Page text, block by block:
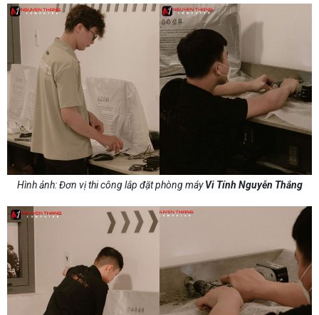
Hình ảnh: Đơn vị thi công lắp đặt phòng máyVi Tính Nguyễn Thắng